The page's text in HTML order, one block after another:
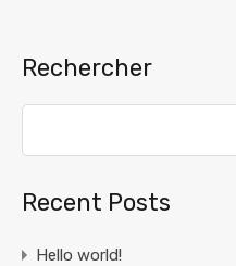
Rechercher
Recent Posts
Hello world!